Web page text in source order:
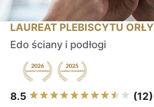
LAUREAT PLEBISCYTU ORŁY
Edo ściany i podłogi
8.5 (12)